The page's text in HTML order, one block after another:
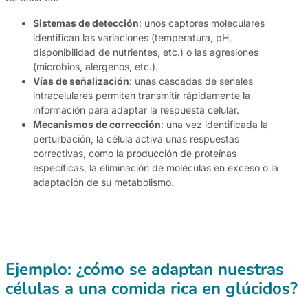
Sistemas de detección: unos captores moleculares
identifican las variaciones (temperatura, pH,
disponibilidad de nutrientes, etc.) o las agresiones
(microbios, alérgenos, etc.).
Vías de señalización: unas cascadas de señales
intracelulares permiten transmitir rápidamente la
información para adaptar la respuesta celular.
Mecanismos de corrección: una vez identificada la
perturbación, la célula activa unas respuestas
correctivas, como la producción de proteínas
específicas, la eliminación de moléculas en exceso o la
adaptación de su metabolismo.
Ejemplo: ¿cómo se adaptan nuestras
células a una comida rica en glúcidos?